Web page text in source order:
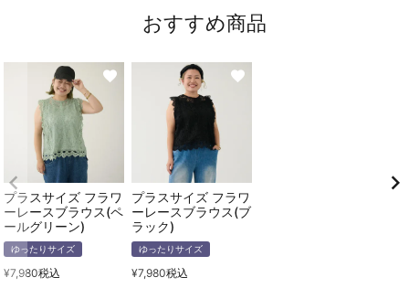
おすすめ商品
プラスサイズ フラワ
ーレースブラウス(ペ
ールグリーン)
ゆったりサイズ
¥7,980税込
プラスサイズ フラワ
ーレースブラウス(ブ
ラック)
ゆったりサイズ
¥7,980税込